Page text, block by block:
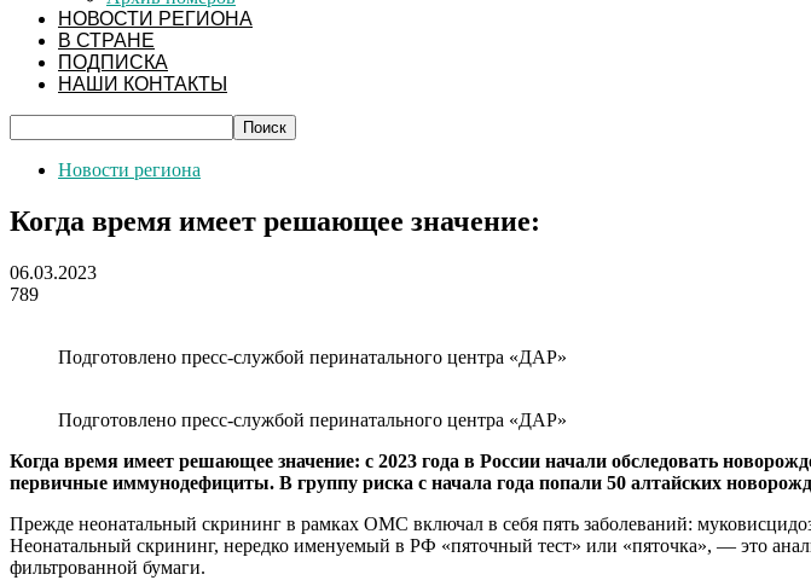
НОВОСТИ РЕГИОНА
В СТРАНЕ
ПОДПИСКА
НАШИ КОНТАКТЫ
Новости региона
Когда время имеет решающее значение:
06.03.2023
789
Подготовлено пресс-службой перинатального центра «ДАР»
Подготовлено пресс-службой перинатального центра «ДАР»
Когда время имеет решающее значение: с 2023 года в России начали обследовать
первичные иммунодефициты. В группу риска с начала года попали 50 алтайских
Прежде неонатальный скрининг в рамках ОМС включал в себя пять заболеваний:
Неонатальный скрининг, нередко именуемый в РФ «пяточный тест» или «пяточка», — это
фильтрованной бумаги.